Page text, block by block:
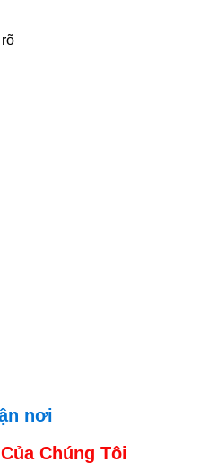
nơi
Chúng Tôi